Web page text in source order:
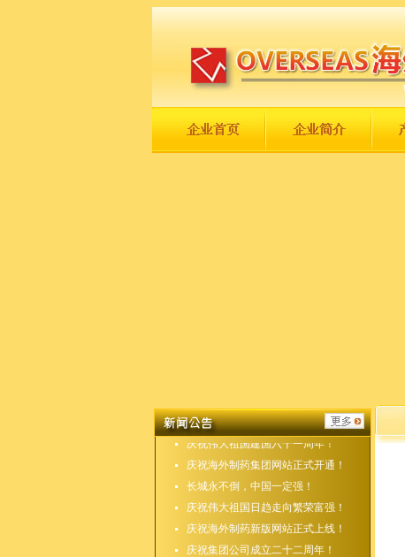
庆祝集团公司成立二十二周年！
庆祝伟大祖国建国六十一周年！
庆祝海外制药集团网站正式开通！
长城永不倒，中国一定强！
庆祝伟大祖国日趋走向繁荣富强！
庆祝海外制药新版网站正式上线！
庆祝集团公司成立二十二周年！